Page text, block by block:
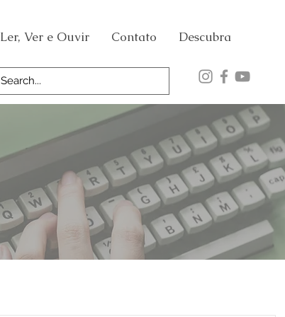
Ler, Ver e Ouvir Contato Descubra